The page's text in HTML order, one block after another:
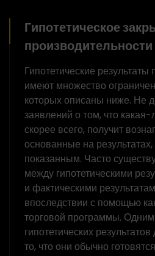
Гипотетическое
производительности
Гипотетические результаты
имеют множество
которых описаны ниже. Не
заявлений о том, что какая-
скорее всего, получит
основанные на
показанным. Часто
между гипотетическими
и фактическими
впоследствии с помощью
торговой программы.
гипотетических
то, что они обычно